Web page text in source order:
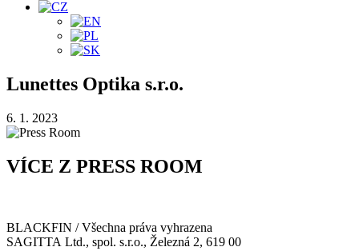
Lunettes Optika s.r.o.
6. 1. 2023
VÍCE Z PRESS ROOM
BLACKFIN / Všechna práva vyhrazena
SAGITTA Ltd., spol. s.r.o., Železná 2, 619 00